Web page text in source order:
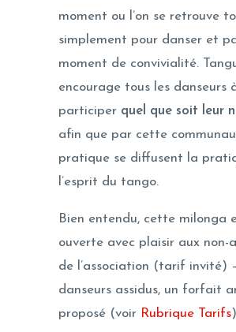
moment ou l’on se retrouve
simplement pour danser et
moment de convivialité.
encourage tous les danseurs
participer quel que soit leur
afin que par cette
pratique se diffusent la
l’esprit du tango.
Bien entendu, cette milonga
ouverte avec plaisir aux non-
de l’association (tarif invité)
danseurs assidus, un forfait
proposé (voir Rubrique Tarifs)